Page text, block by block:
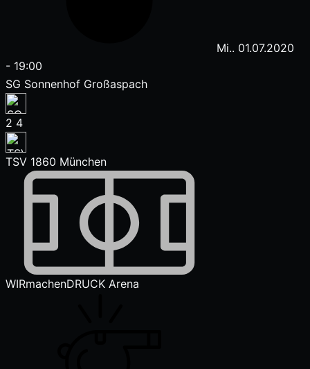
Mi.. 01.07.2020
- 19:00
SG Sonnenhof Großaspach
2 4
TSV 1860 München
WIRmachenDRUCK Arena